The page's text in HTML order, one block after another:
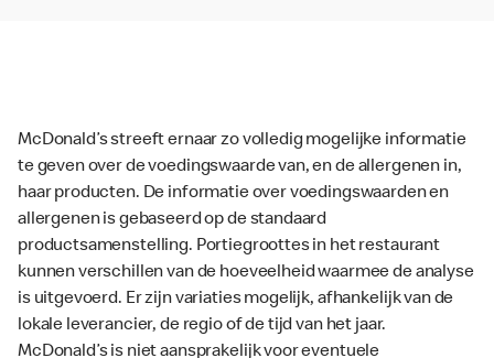
McDonald’s streeft ernaar zo volledig mogelijke informatie
te geven over de voedingswaarde van, en de allergenen in,
haar producten. De informatie over voedingswaarden en
allergenen is gebaseerd op de standaard
productsamenstelling. Portiegroottes in het restaurant
kunnen verschillen van de hoeveelheid waarmee de analyse
is uitgevoerd. Er zijn variaties mogelijk, afhankelijk van de
lokale leverancier, de regio of de tijd van het jaar.
McDonald’s is niet aansprakelijk voor eventuele